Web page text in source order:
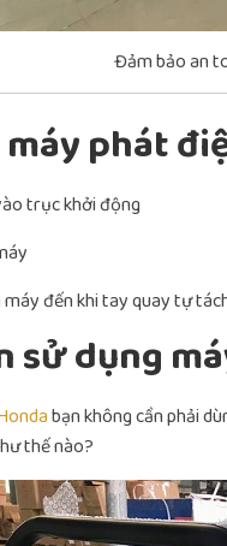
Đảm bảo an
phát
trục khởi động
đến khi tay quay tự
sử dụng
bạn không cần phải
thế nào?